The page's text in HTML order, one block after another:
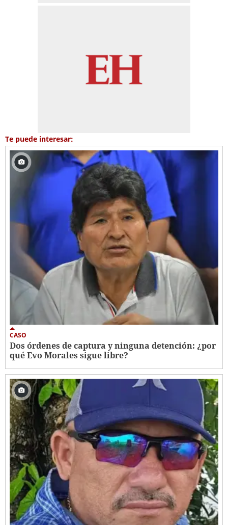
Te puede interesar:
CASO
Dos órdenes de captura y ninguna detención: ¿por
qué Evo Morales sigue libre?